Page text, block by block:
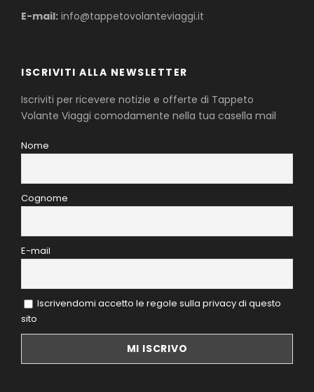
E-mail: info@tappetovolanteviaggi.it
ISCRIVITI ALLA NEWSLETTER
Iscriviti per ricevere notizie e offerte di Tappeto
Volante Viaggi comodamente nella tua casella mail
Nome
Cognome
E-mail
Iscrivendomi accetto le regole sulla privacy di questo
sito